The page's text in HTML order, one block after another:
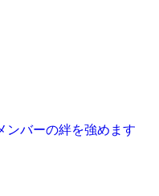
ンバーの絆を強めます